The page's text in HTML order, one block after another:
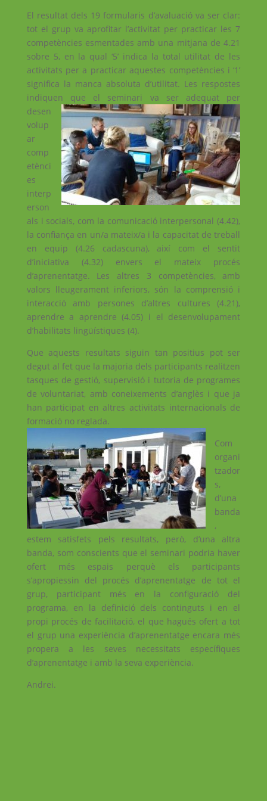
El resultat dels 19 formularis d’avaluació va ser clar:
tot el grup va aprofitar l’activitat per practicar les 7
competències esmentades amb una mitjana de 4.21
sobre 5, en la qual ‘5’ indica la total utilitat de les
activitats per a practicar aquestes competències i ‘1’
significa la manca absoluta d’utilitat. Les respostes
indiquen que el seminari va ser adequat per
desen
volup
ar
comp
etènci
es
interp
erson
als i socials, com la comunicació interpersonal (4.42),
la confiança en un/a mateix/a i la capacitat de treball
en equip (4.26 cadascuna), així com el sentit
d’iniciativa (4.32) envers el mateix procés
d’aprenentatge. Les altres 3 competències, amb
valors lleugerament inferiors, són la comprensió i
interacció amb persones d’altres cultures (4.21),
aprendre a aprendre (4.05) i el desenvolupament
d’habilitats lingüístiques (4).
Que aquests resultats siguin tan positius pot ser
degut al fet que la majoria dels participants realitzen
tasques de gestió, supervisió i tutoria de programes
de voluntariat, amb coneixements d’anglès i que ja
han participat en altres activitats internacionals de
formació no reglada.
Com
organi
tzador
s,
d’una
banda
,
estem satisfets pels resultats, però, d’una altra
banda, som conscients que el seminari podria haver
ofert més espais perquè els participants
s’apropiessin del procés d’aprenentatge de tot el
grup, participant més en la configuració del
programa, en la definició dels continguts i en el
propi procés de facilitació, el que hagués ofert a tot
el grup una experiència d’aprenentatge encara més
propera a les seves necessitats específiques
d’aprenentatge i amb la seva experiència.
Andrei.